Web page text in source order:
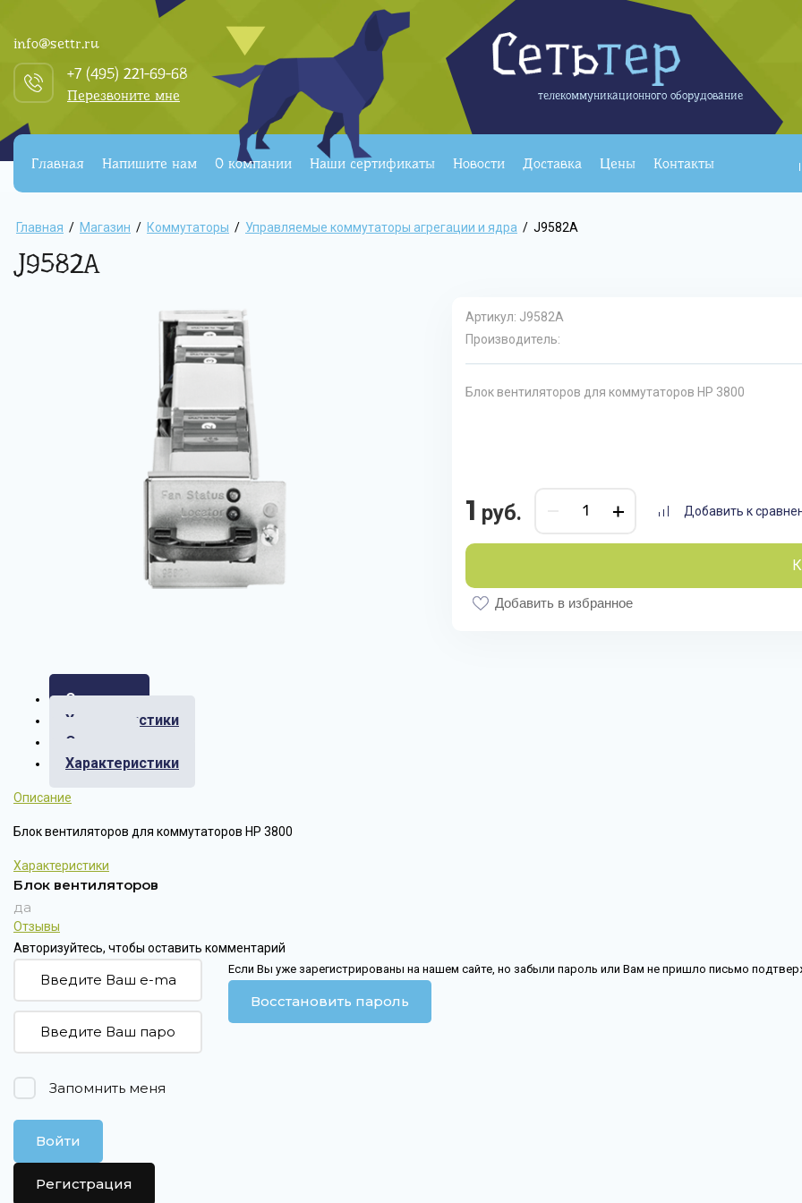
info@settr.ru
+7 (495) 221-69-68
Перезвоните мне
телекоммуникационного оборудование
Главная Напишите нам О компании Наши сертификаты Новости Доставка Цены Контакты
Главная / Магазин / Коммутаторы / Управляемые коммутаторы агрегации и ядра / J9582A
J9582A
Артикул: J9582A
Производитель:
Блок вентиляторов для коммутаторов HP 3800
1 руб. Добавить к
Добавить в избранное
Описание
Характеристики
Отзывы
Характеристики
Описание
Блок вентиляторов для коммутаторов HP 3800
Характеристики
Блок вентиляторов
да
Отзывы
Авторизуйтесь, чтобы оставить комментарий
Запомнить меня
Войти
Регистрация
Если Вы уже зарегистрированы на нашем сайте, но забыли пароль или Вам не пришло письмо
Восстановить пароль